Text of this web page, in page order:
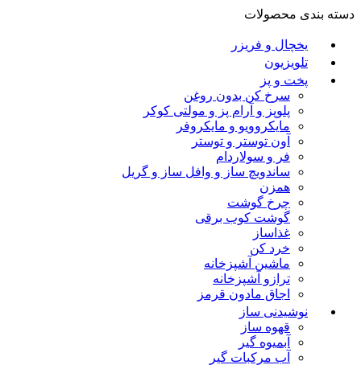
دسته بندی محصولات
یخچال و فریزر
تلویزیون
پخت و پز
سرخ کن بدون روغن
پلوپز و آرام پز و مولتی کوکر
مایکروویو و مایکروفر
آون توستر و توستر
فر و سولاردام
ساندویچ ساز و وافل ساز و گریل
همزن
چرخ گوشت
گوشت کوب برقی
غذاساز
خرد کن
ماشین آشپزخانه
ترازو آشپزخانه
اجاق مادون قرمز
نوشیدنی ساز
قهوه ساز
آبمیوه گیر
آب مرکبات گیر